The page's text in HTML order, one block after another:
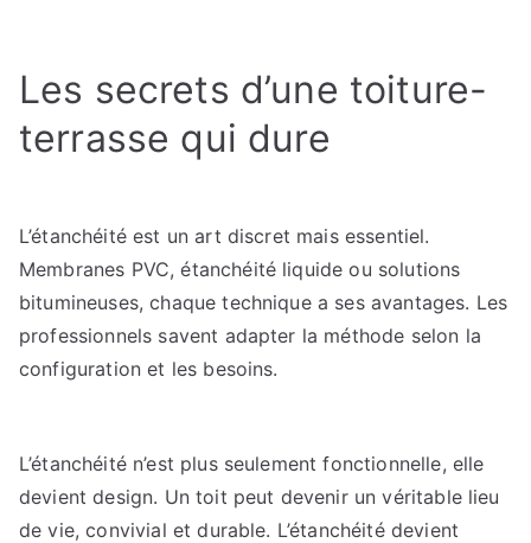
Les secrets d’une toiture-
terrasse qui dure
L’étanchéité est un art discret mais essentiel.
Membranes PVC, étanchéité liquide ou solutions
bitumineuses, chaque technique a ses avantages. Les
professionnels savent adapter la méthode selon la
configuration et les besoins.
L’étanchéité n’est plus seulement fonctionnelle, elle
devient design. Un toit peut devenir un véritable lieu
de vie, convivial et durable. L’étanchéité devient